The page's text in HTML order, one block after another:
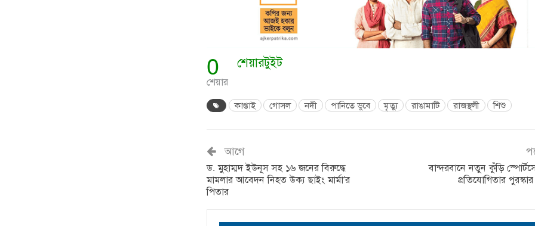
0
শেয়ার
শেয়ারটুইট
কাপ্তাই গোসল নদী পানিতে ডুবে মৃত্যু রাঙামাটি রাজস্থলী শিশু
আগে
ড. মুহাম্মদ ইউনূস সহ ১৬ জনের বিরুদ্ধে
মামলার আবেদন নিহত উক্য ছাইং মার্মা’র
পিতার
বান্দরবানে নতুন কুঁড়ি
প্রতিযোগিতার